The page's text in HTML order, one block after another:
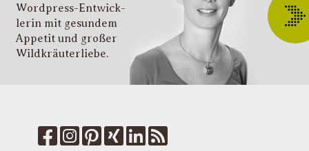
Wordpress-Entwick­
lerin mit gesundem
Appetit und großer
Wildkräuter­liebe.